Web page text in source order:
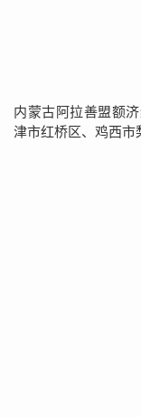
内蒙古阿拉善盟额
津市红桥区、鸡西市